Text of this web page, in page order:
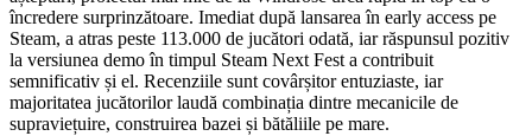
încredere surprinzătoare. Imediat după lansarea în early access pe
Steam, a atras peste 113.000 de jucători odată, iar răspunsul pozitiv
la versiunea demo în timpul Steam Next Fest a contribuit
semnificativ și el. Recenziile sunt covârșitor entuziaste, iar
majoritatea jucătorilor laudă combinația dintre mecanicile de
supraviețuire, construirea bazei și bătăliile pe mare.